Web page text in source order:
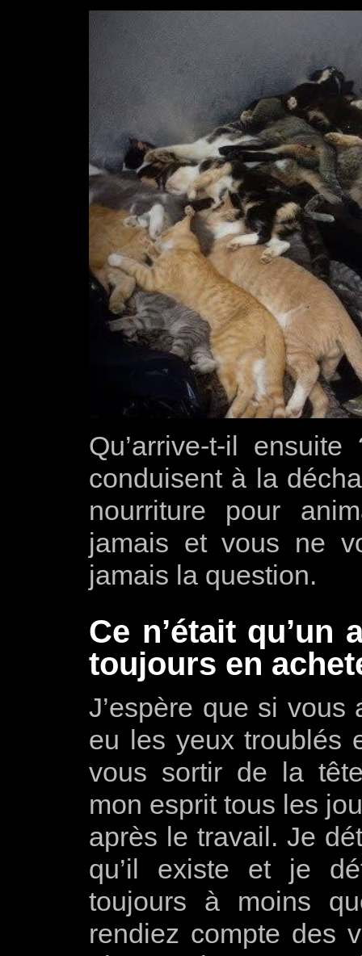
Qu’arrive-t-il
conduisent à la
nourriture pour
jamais et vous ne
jamais la question.
Ce n’était qu’un
toujours en
J’espère que si vous
eu les yeux troublés
vous sortir de la
mon esprit tous les
après le travail. Je
qu’il existe et je
toujours à moins
rendiez compte des